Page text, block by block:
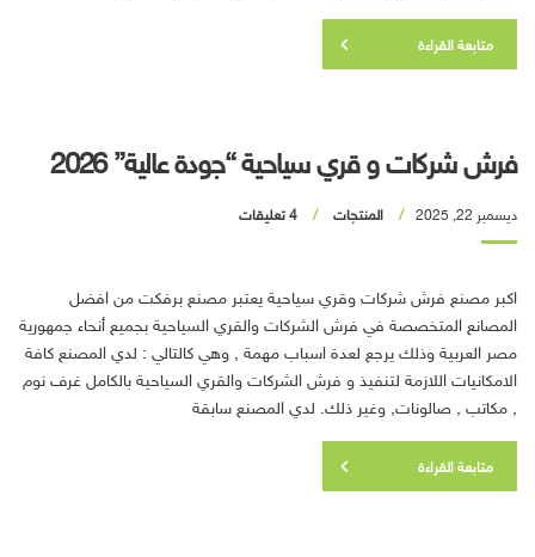
متابعة القراءة
فرش شركات و قري سياحية “جودة عالية” 2026
ديسمبر 22, 2025 المنتجات 4 تعليقات
اكبر مصنع فرش شركات وقري سياحية يعتبر مصنع برفكت من افضل
المصانع المتخصصة في فرش الشركات والقري السياحية بجميع أنحاء جمهورية
مصر العربية وذلك يرجع لعدة اسباب مهمة , وهي كالتالي : لدي المصنع كافة
الامكانيات اللازمة لتنفيذ و فرش الشركات والقري السياحية بالكامل غرف نوم
, مكاتب , صالونات, وغير ذلك. لدي المصنع سابقة
متابعة القراءة